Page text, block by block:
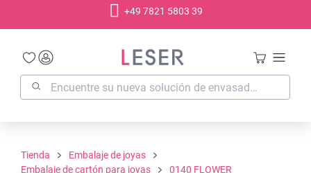
+49 7821 5803 39
Tienda
Embalaje de joyas
Embalaje de cartón para joyas
0140 FLOWER